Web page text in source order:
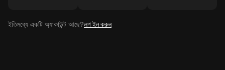
ইতিমধ্যে একটি অ্যাকাউন্ট আছে?লগ ইন করুন